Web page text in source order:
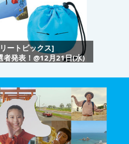
ートピックス]
者発表！@12月21日(水)